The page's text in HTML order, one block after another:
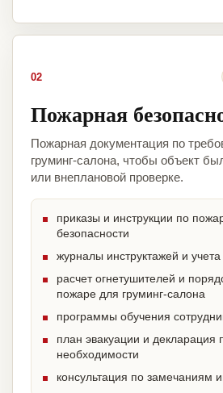
02
Пожарная
Пожарная документация по
груминг-салона, чтобы объект
или внеплановой проверке.
приказы и инструкции по
безопасности
журналы инструктажей и
расчет огнетушителей и
пожаре для груминг-салона
программы обучения
план эвакуации и декларация
необходимости
консультация по замечаниям